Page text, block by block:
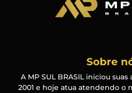
Sobre
A MP SUL BRASIL iniciou
2001 e hoje atua atendendo o